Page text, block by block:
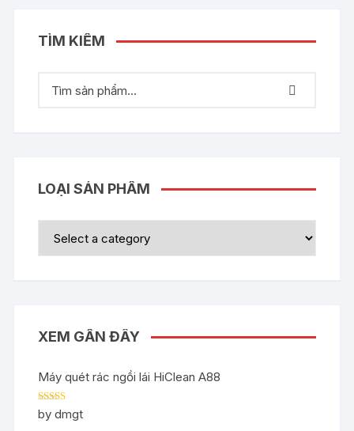
TÌM KIẾM
LOẠI SẢN PHẨM
XEM GẦN ĐÂY
Máy quét rác ngồi lái HiClean A88
Rated5out
of 5
by dmgt